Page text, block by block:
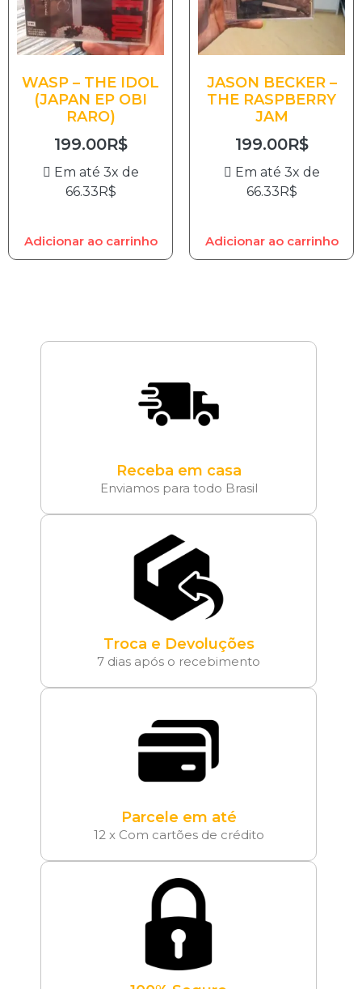
WASP – THE IDOL
(JAPAN EP OBI
RARO)
199.00R$
Em até 3x de
66.33R$
Adicionar ao carrinho
JASON BECKER –
THE RASPBERRY
JAM
199.00R$
Em até 3x de
66.33R$
Adicionar ao carrinho
Receba em casa
Enviamos para todo Brasil
Troca e Devoluções
7 dias após o recebimento
Parcele em até
12 x Com cartões de crédito